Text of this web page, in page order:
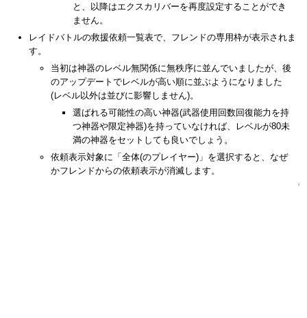
と、以降はエクスカリバーを再度設定することができ
ません。
レイドバトルの救援依頼一覧表で、フレンドの専用枠が表示されま
す。
当初は神器のレベル無関係に無秩序に並んでいましたが、後
のアップデートでレベルが高い順に並ぶようになりました
(レベル以外は並びに影響しません)。
選ばれる可能性の高い神器(武器使用回数回復能力を持
つ神器や限定神器)を持っていなければ、レベルが80未
満の神器をセットしても良いでしょう。
依頼表示対象に「全体(のプレイヤー)」を選択すると、なぜ
かフレンドからの依頼表示が消滅します。
↑